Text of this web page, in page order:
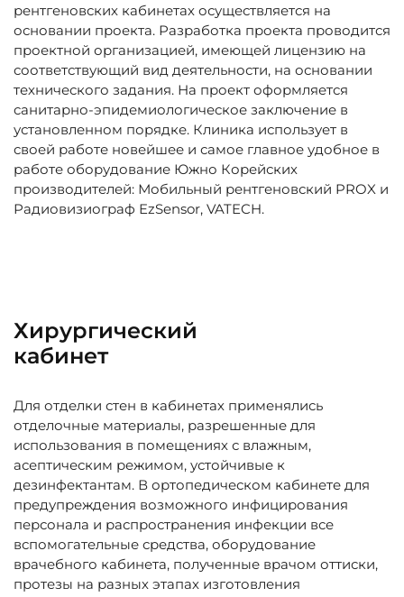
рентгеновских кабинетах осуществляется на
основании проекта. Разработка проекта проводится
проектной организацией, имеющей лицензию на
соответствующий вид деятельности, на основании
технического задания. На проект оформляется
санитарно-эпидемиологическое заключение в
установленном порядке. Клиника использует в
своей работе новейшее и самое главное удобное в
работе оборудование Южно Корейских
производителей: Мобильный рентгеновский PROX и
Радиовизиограф EzSensor, VATECH.
Хирургический
кабинет
Для отделки стен в кабинетах применялись
отделочные материалы, разрешенные для
использования в помещениях с влажным,
асептическим режимом, устойчивые к
дезинфектантам. В ортопедическом кабинете для
предупреждения возможного инфицирования
персонала и распространения инфекции все
вспомогательные средства, оборудование
врачебного кабинета, полученные врачом оттиски,
протезы на разных этапах изготовления